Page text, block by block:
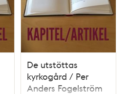
De utstöttas
kyrkogård / Per
Anders Fogelström